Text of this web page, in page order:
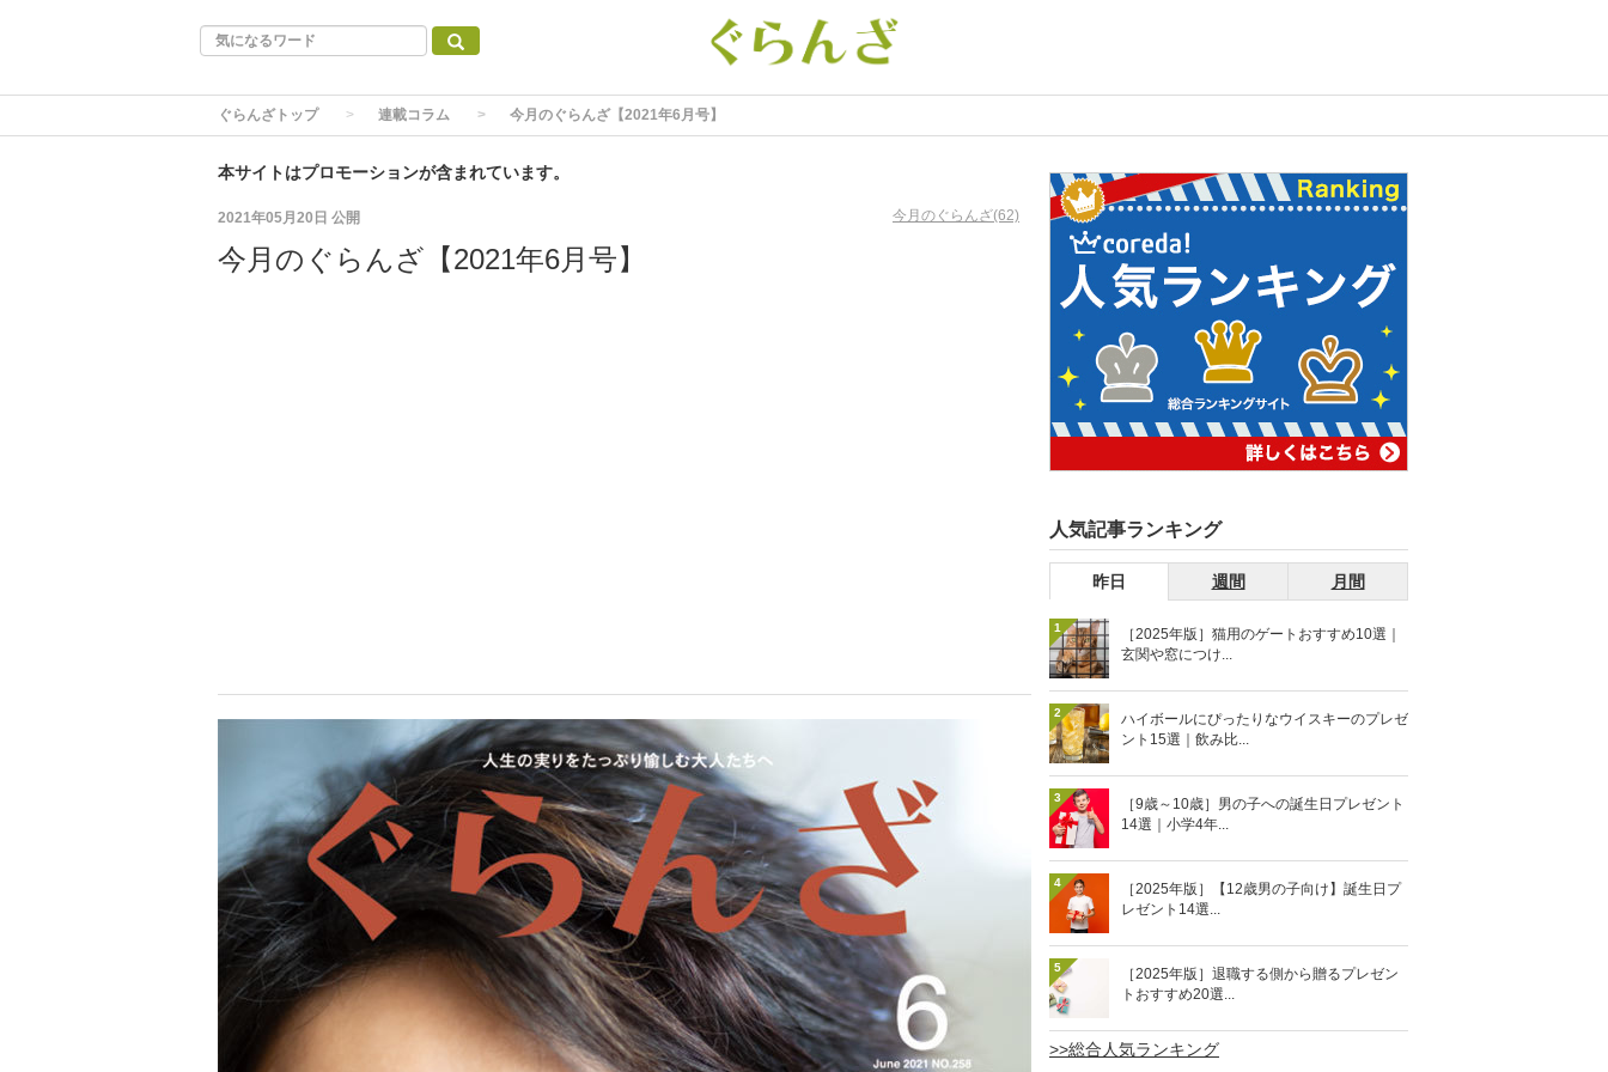
ぐらんざトップ 連載コラム 今月のぐらんざ【2021年6月号】
本サイトはプロモーションが含まれています。
2021年05月20日 公開 今月のぐらんざ(62)
今月のぐらんざ【2021年6月号】
人気記事ランキング
昨日 週間 月間
1
［2025年版］猫用のゲートおすすめ10選｜
玄関や窓につけ...
2
ハイボールにぴったりなウイスキーのプレゼ
ント15選｜飲み比...
3
［9歳～10歳］男の子への誕生日プレゼント
14選｜小学4年...
4
［2025年版］【12歳男の子向け】誕生日プ
レゼント14選...
5
［2025年版］退職する側から贈るプレゼン
トおすすめ20選...
>>総合人気ランキング